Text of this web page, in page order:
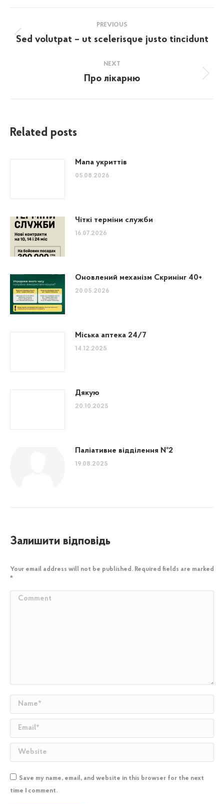
navigation
PREVIOUS
Previous
Sed volutpat – ut scelerisque justo tincidunt
NEXT
Next
Про лікарню
Related posts
Мапа укриттів
05.08.2026
Чіткі терміни служби
16.07.2026
Оновлений механізм Скринінг 40+
20.05.2026
Міська аптека 24/7
14.12.2025
Дякую
20.10.2025
Паліативне відділення №2
19.08.2025
Залишити відповідь
Your email address will not be published. Required fields are marked
*
Comment
Name *
Email *
Website
Save my name, email, and website in this browser for the next
time I comment.